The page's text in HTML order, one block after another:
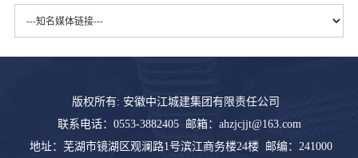
版权所有: 安徽中江城建集团有限责任公司
联系电话：0553-3882405 邮箱：ahzjcjjt@163.com
地址：芜湖市镜湖区观澜路1号滨江商务楼24楼 邮编：241000